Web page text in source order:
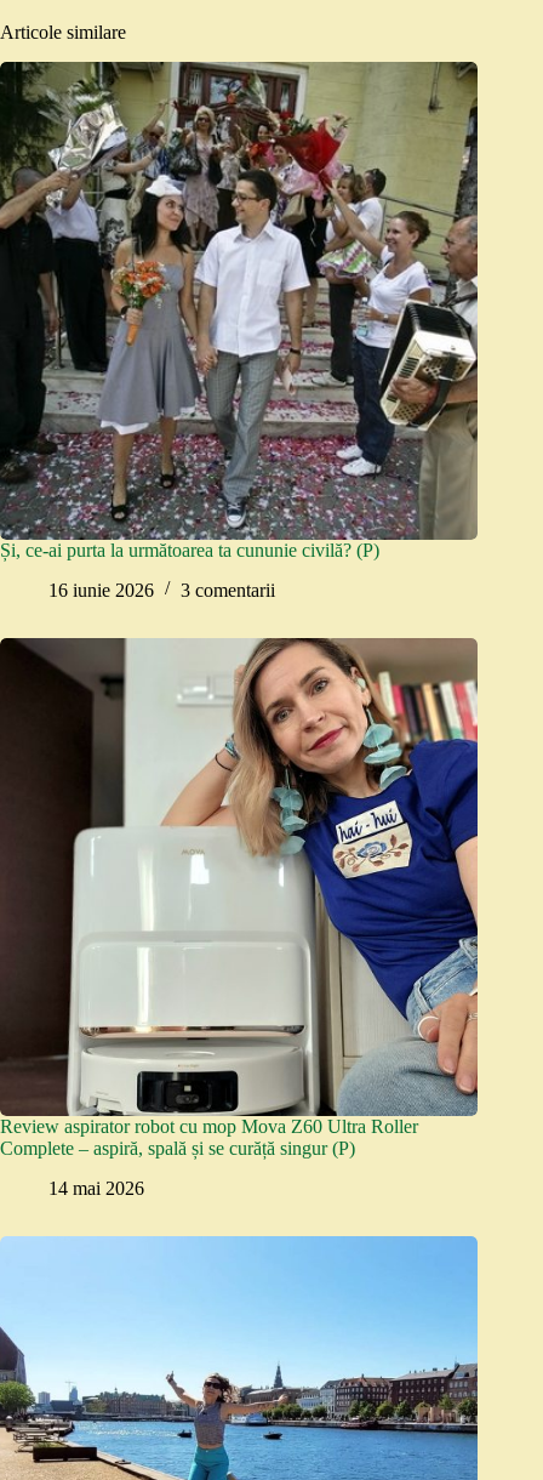
Articole similare
Și, ce-ai purta la următoarea ta cununie civilă? (P)
16 iunie 2026
3 comentarii
Review aspirator robot cu mop Mova Z60 Ultra Roller
Complete – aspiră, spală și se curăță singur (P)
14 mai 2026